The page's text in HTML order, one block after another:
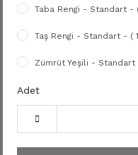
Taba Rengi - Standart -
Taş Rengi - Standart - (
Zümrüt Yeşili - Standart
Adet